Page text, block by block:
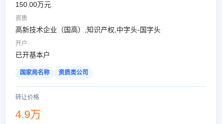
150.00万元
资质
高新技术企业（国高）,知识产权,中字头-国字头
开户
已开基本户
国家局名称 资质类公司
转让价格
4.9万